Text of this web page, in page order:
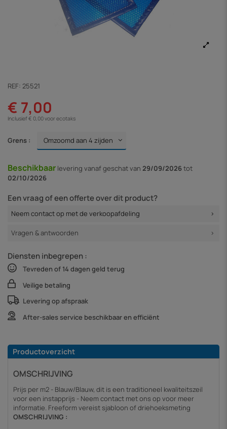
REF: 25521
€ 7,00
Inclusief € 0,00 voor ecotaks
Grens :
Beschikbaar levering vanafgeschat van 29/09/2026tot
02/10/2026
Een vraag of een offerte over dit product?
Neem contact op met de verkoopafdeling
Vragen & antwoorden
Diensten inbegrepen :
Tevreden of 14 dagen geld terug
Veilige betaling
Levering op afspraak
After-sales service beschikbaar en efficiënt
Productoverzicht
OMSCHRIJVING
Prijs per m2 - Blauw/Blauw, dit is een traditioneel kwaliteitszeil
voor een instapprijs - Neem contact met ons op voor meer
informatie. Freeform vereist sjabloon of driehoeksmeting
OMSCHRIJVING :